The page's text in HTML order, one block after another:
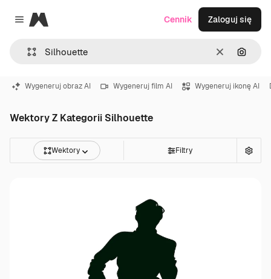
Close menu
Magnific
WyczyśćSzukaj
Cennik Zaloguj się
Wygeneruj obraz AI Wygeneruj film AI Wygeneruj ikonę AI
Wektory Z Kategorii Silhouette
Wektory Filtry